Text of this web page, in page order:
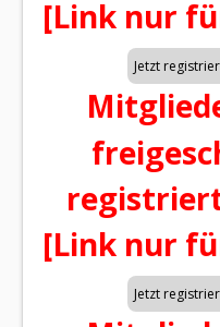
[Link nur
[Link nur